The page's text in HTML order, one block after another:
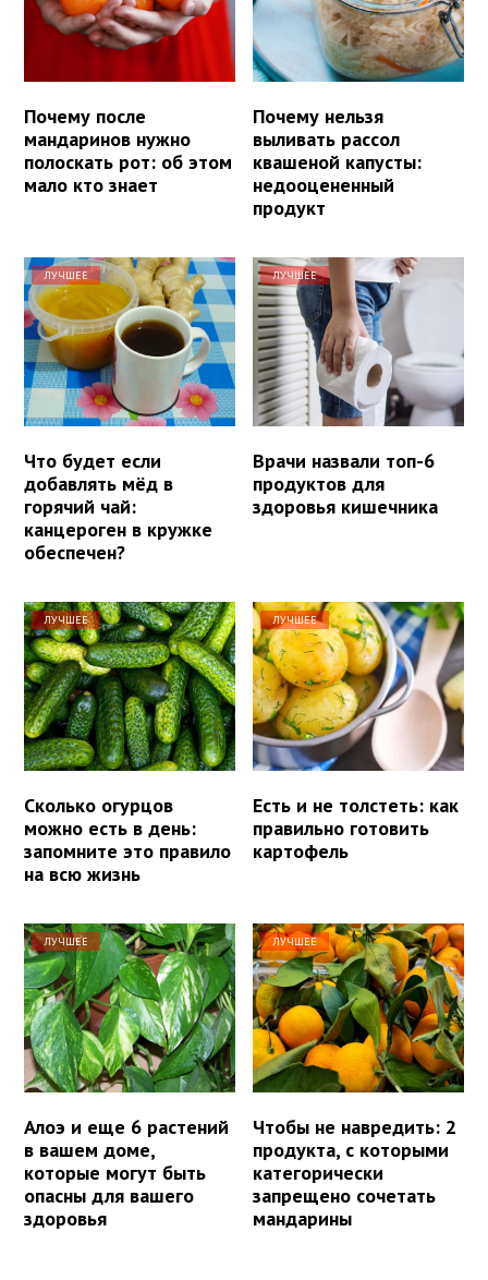
Почему после
мандаринов нужно
полоскать рот: об этом
мало кто знает
Почему нельзя
выливать рассол
квашеной капусты:
недооцененный
продукт
ЛУЧШЕЕ
Что будет если
добавлять мёд в
горячий чай:
канцероген в кружке
обеспечен?
ЛУЧШЕЕ
Врачи назвали топ-6
продуктов для
здоровья кишечника
ЛУЧШЕЕ
Сколько огурцов
можно есть в день:
запомните это правило
на всю жизнь
ЛУЧШЕЕ
Есть и не толстеть: как
правильно готовить
картофель
ЛУЧШЕЕ
Алоэ и еще 6 растений
в вашем доме,
которые могут быть
опасны для вашего
здоровья
ЛУЧШЕЕ
Чтобы не навредить: 2
продукта, с которыми
категорически
запрещено сочетать
мандарины